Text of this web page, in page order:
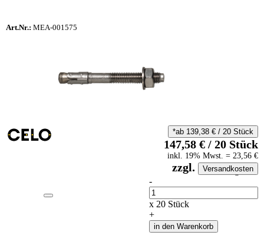
Art.Nr.: MEA-001575
auf Anfrageliste
-
Anzahl
x 20 Stück
+
in den Warenkorb
*ab 139,38 €/ 20 Stück
147,58 €/ 20 Stück
inkl. 19% Mwst. = 23,56 €
zzgl. Versandkosten